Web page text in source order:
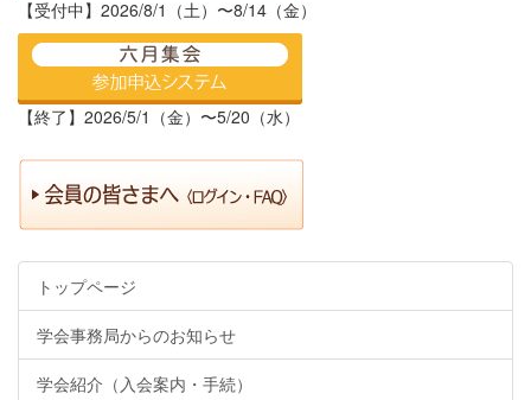
【受付中】2026/8/1（土）〜8/14（金）
【終了】2026/5/1（金）〜5/20（水）
トップページ
学会事務局からのお知らせ
学会紹介（入会案内・手続）